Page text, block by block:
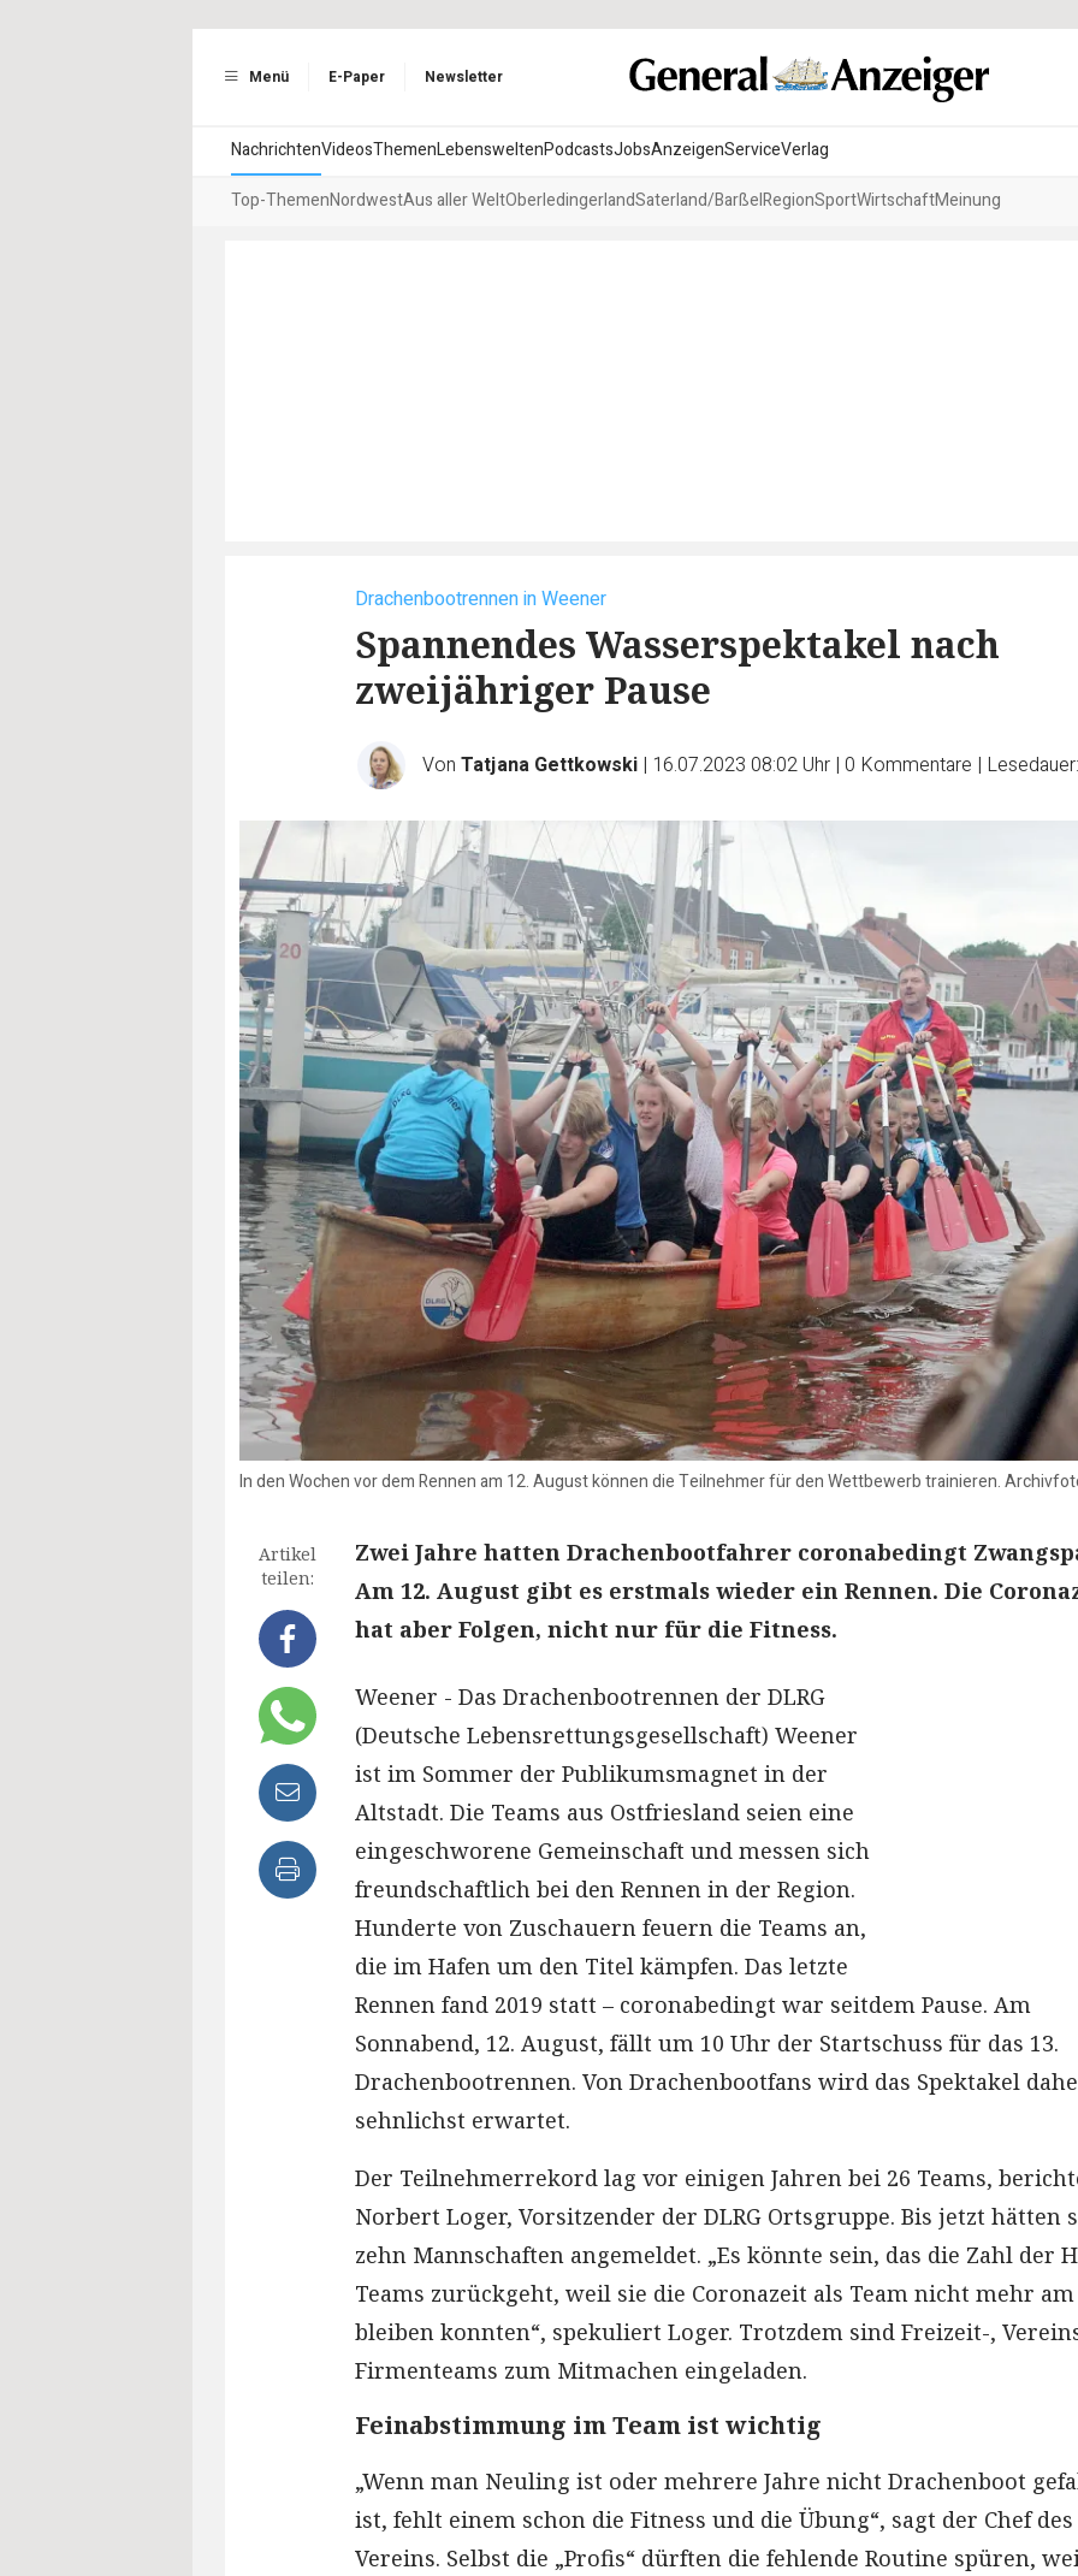
Menü E-Paper Newsletter
NachrichtenVideosThemenLebensweltenPodcastsJobsAnzeigenServiceVerlag
Top-ThemenNordwestAus aller WeltOberledingerlandSaterland/BarßelRegionSportWirtschaftMeinung
Drachenbootrennen in Weener
Spannendes Wasserspektakel nach
zweijähriger Pause
Von Tatjana Gettkowski | 16.07.2023 08:02 Uhr | 0 Kommentare |
In den Wochen vor dem Rennen am 12. August können die Teilnehmer für den Wettbewerb trainieren.
Artikel
teilen:
Zwei Jahre hatten Drachenbootfahrer coronabedingt
Am 12. August gibt es erstmals wieder ein Rennen. Die
hat aber Folgen, nicht nur für die Fitness.
Weener - Das Drachenbootrennen der DLRG
(Deutsche Lebensrettungsgesellschaft) Weener
ist im Sommer der Publikumsmagnet in der
Altstadt. Die Teams aus Ostfriesland seien eine
eingeschworene Gemeinschaft und messen sich
freundschaftlich bei den Rennen in der Region.
Hunderte von Zuschauern feuern die Teams an,
die im Hafen um den Titel kämpfen. Das letzte
Rennen fand 2019 statt – coronabedingt war seitdem Pause. Am
Sonnabend, 12. August, fällt um 10 Uhr der Startschuss für das 13.
Drachenbootrennen. Von Drachenbootfans wird das Spektakel
sehnlichst erwartet.
Der Teilnehmerrekord lag vor einigen Jahren bei 26 Teams,
Norbert Loger, Vorsitzender der DLRG Ortsgruppe. Bis jetzt hätten
zehn Mannschaften angemeldet. „Es könnte sein, das die Zahl der
Teams zurückgeht, weil sie die Coronazeit als Team nicht mehr
bleiben konnten“, spekuliert Loger. Trotzdem sind Freizeit-,
Firmenteams zum Mitmachen eingeladen.
Feinabstimmung im Team ist wichtig
„Wenn man Neuling ist oder mehrere Jahre nicht Drachenboot
ist, fehlt einem schon die Fitness und die Übung“, sagt der Chef des
Vereins. Selbst die „Profis“ dürften die fehlende Routine spüren,